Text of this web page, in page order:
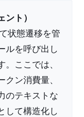
ト）
状態遷移を管
ルを呼び出し
ここでは、
ン消費量、
のテキストな
して構造化し